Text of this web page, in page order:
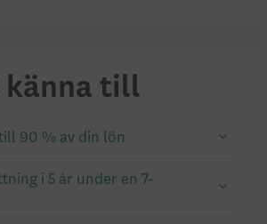
känna till
90 % av din lön
i 5 år under en 7-